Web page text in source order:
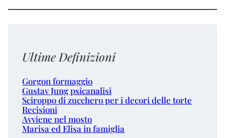
Ultime Definizioni
Gorgon formaggio
Gustav Jung psicanalisi
Sciroppo di zucchero per i decori delle torte
Recisioni
Avviene nel mosto
Marisa ed Elisa in famiglia